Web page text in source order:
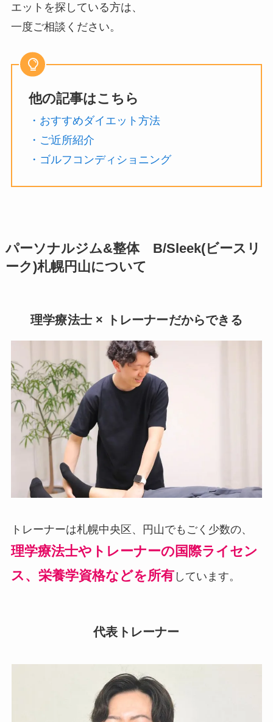
エットを探している方は、
一度ご相談ください。
他の記事はこちら
・おすすめダイエット方法
・ご近所紹介
・ゴルフコンディショニング
パーソナルジム&整体 B/Sleek(ビースリ
ーク)札幌円山について
理学療法士 × トレーナーだからできる
トレーナーは札幌中央区、円山でもごく少数の、
理学療法士やトレーナーの国際ライセン
ス、栄養学資格などを所有しています。
代表トレーナー